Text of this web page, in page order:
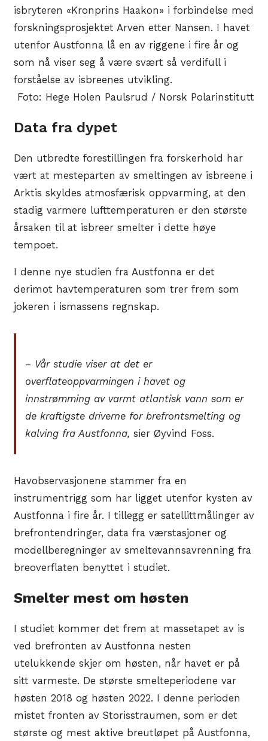
isbryteren «Kronprins Haakon» i forbindelse med
forskningsprosjektet Arven etter Nansen. I havet
utenfor Austfonna lå en av riggene i fire år og
som nå viser seg å være svært så verdifull i
forståelse av isbreenes utvikling.
Foto: Hege Holen Paulsrud / Norsk Polarinstitutt
Data fra dypet
Den utbredte forestillingen fra forskerhold har
vært at mesteparten av smeltingen av isbreene i
Arktis skyldes atmosfærisk oppvarming, at den
stadig varmere lufttemperaturen er den største
årsaken til at isbreer smelter i dette høye
tempoet.
I denne nye studien fra Austfonna er det
derimot havtemperaturen som trer frem som
jokeren i ismassens regnskap.
– Vår studie viser at det er
overflateoppvarmingen i havet og
innstrømming av varmt atlantisk vann som er
de kraftigste driverne for brefrontsmelting og
kalving fra Austfonna, sier Øyvind Foss.
Havobservasjonene stammer fra en
instrumentrigg som har ligget utenfor kysten av
Austfonna i fire år. I tillegg er satellittmålinger av
brefrontendringer, data fra værstasjoner og
modellberegninger av smeltevannsavrenning fra
breoverflaten benyttet i studiet.
Smelter mest om høsten
I studiet kommer det frem at massetapet av is
ved brefronten av Austfonna nesten
utelukkende skjer om høsten, når havet er på
sitt varmeste. De største smelteperiodene var
høsten 2018 og høsten 2022. I denne perioden
mistet fronten av Storisstraumen, som er det
største og mest aktive breutløpet på Austfonna,